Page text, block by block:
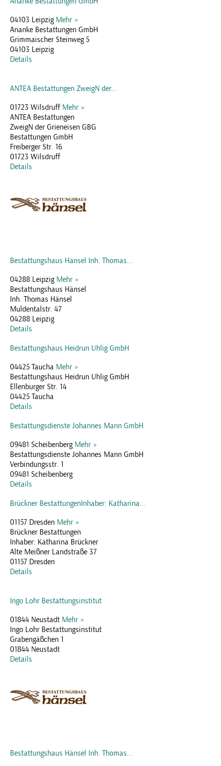
04103 Leipzig Mehr »
Ananke Bestattungen GmbH
Grimmaischer Steinweg 5
04103 Leipzig
Details
ANTEA Bestattungen ZweigN der...
01723 Wilsdruff Mehr »
ANTEA Bestattungen
ZweigN der Grieneisen GBG
Bestattungen GmbH
Freiberger Str. 16
01723 Wilsdruff
Details
Bestattungshaus Hänsel Inh. Thomas...
04288 Leipzig Mehr »
Bestattungshaus Hänsel
Inh. Thomas Hänsel
Muldentalstr. 47
04288 Leipzig
Details
Bestattungshaus Heidrun Uhlig GmbH
04425 Taucha Mehr »
Bestattungshaus Heidrun Uhlig GmbH
Ellenburger Str. 14
04425 Taucha
Details
Bestattungsdienste Johannes Mann GmbH
09481 Scheibenberg Mehr »
Bestattungsdienste Johannes Mann GmbH
Verbindungsstr. 1
09481 Scheibenberg
Details
Brückner BestattungenInhaber: Katharina...
01157 Dresden Mehr »
Brückner Bestattungen
Inhaber: Katharina Brückner
Alte Meißner Landstraße 37
01157 Dresden
Details
Ingo Lohr Bestattungsinstitut
01844 Neustadt Mehr »
Ingo Lohr Bestattungsinstitut
Grabengäßchen 1
01844 Neustadt
Details
Bestattungshaus Hänsel Inh. Thomas...